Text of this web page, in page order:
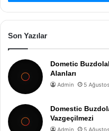
Son Yazılar
Dometic
Alanları
Admin 5
Domestic
Vazgeçilmezi
Admin 5